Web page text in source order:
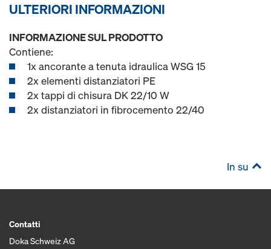
ULTERIORI INFORMAZIONI
INFORMAZIONE SUL PRODOTTO
Contiene:
1x ancorante a tenuta idraulica WSG 15
2x elementi distanziatori PE
2x tappi di chisura DK 22/10 W
2x distanziatori in fibrocemento 22/40
In su
Contatti
Doka Schweiz AG